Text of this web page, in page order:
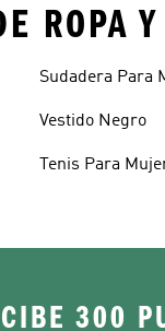
ROPA
Sudadera Para
Vestido Negro
Tenis Para
300